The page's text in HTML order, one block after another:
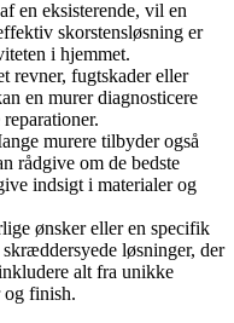
en eksisterende, vil en
skorstensløsning er
i hjemmet.
revner, fugtskader eller
en murer diagnosticere
murere tilbyder også
rådgive om de bedste
indsigt i materialer og
ønsker eller en specifik
løsninger, der
alt fra unikke
finish.